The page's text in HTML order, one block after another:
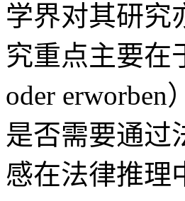
学界对其研究
究重点主要在
oder
是否需要通过
感在法律推理